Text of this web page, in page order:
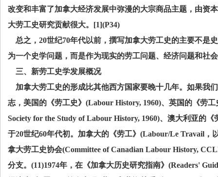
改变和丰富了加拿大经济发展中弥漫的大宗商品主题，由资
大劳工史研究贡献很大。 [1](P34)
总之， 20世纪70年代以前，撰写加拿大劳工史的主要不是
为一个史学问题，而是作为现实的劳工问题、经济问题和社
三、新劳工史学发展概况
加拿大劳工史的形成比其他西方国家要晚十几年。如果我
志，美国的《劳工史》 (Labour History, 1960)、英国的《劳
Society for the Study of Labour History, 1960)、澳大利亚的《
于20世纪60年代初。加拿大的《劳工》 (Labour/Le Travail ，
拿大劳工史协会(Committee of Canadian Labour History,
分支。 (11)1974年，在《加拿大历史研究指南》 (Readers'